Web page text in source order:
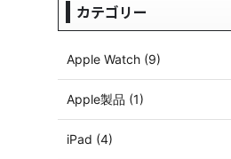
カテゴリー
Apple Watch (9)
Apple製品 (1)
iPad (4)